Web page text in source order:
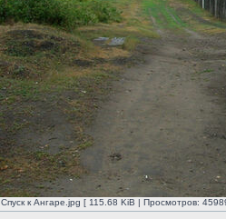
Спуск к Ангаре.jpg [ 115.68 KiB | Просмотров: